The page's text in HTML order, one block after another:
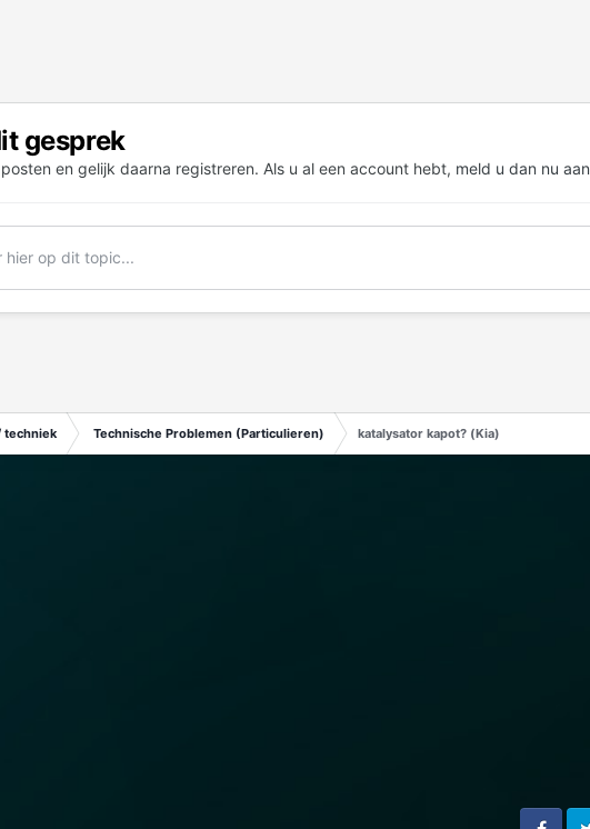
gesprek
en gelijk daarna registreren. Als u al een account hebt, meld u dan nu aan
hier op dit topic...
techniek Technische Problemen (Particulieren) katalysator kapot? (Kia)